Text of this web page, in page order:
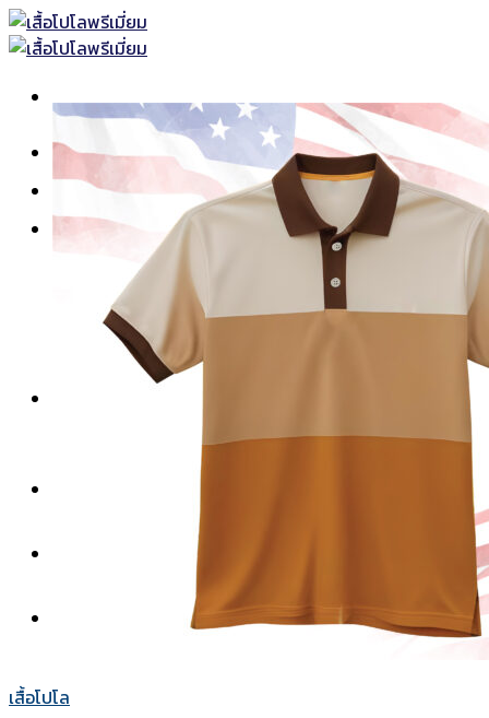
Skip
to
หน้าแรก
เสื้อโปโลพร้อมส่ง
เสื้อโปโล
เสื้อโปโลแบบธรรมดา
เสื้อโปโลแบบตัดต่อ
เสื้อโปโลแขนยาว
เสื้อโปโลพิมพ์ลาย
เสื้อคอกลม-คอวี
เสื้อช็อปทั้งหมด
เสื้อช็อปแขนสั้น
วิธีการสั่งซื้อ-ชำระเงิน
เสื้อโปโล